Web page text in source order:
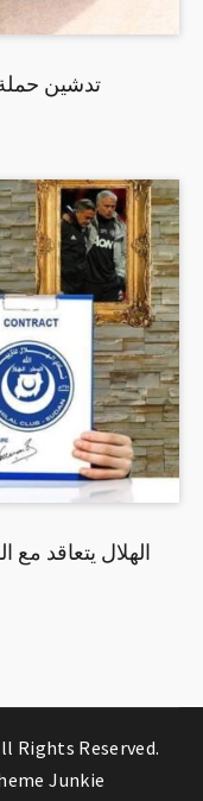
تدشين حملة
الهلال يتعاقد مع
Rights Reserved.
Junkie